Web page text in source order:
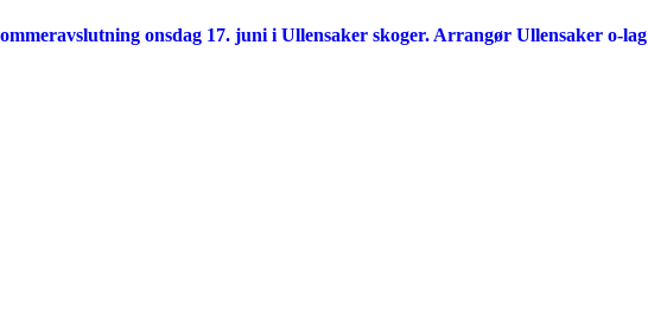
onsdag 17. juni i Ullensaker skoger. Arrangør Ullensaker o-lag